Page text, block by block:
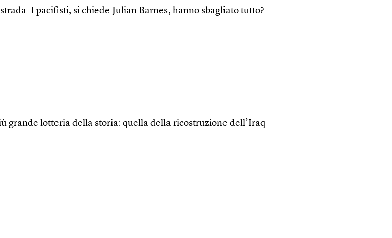
I pacifisti, si chiede Julian Barnes, hanno sbagliato tutto?
lotteria della storia: quella della ricostruzione dell’Iraq